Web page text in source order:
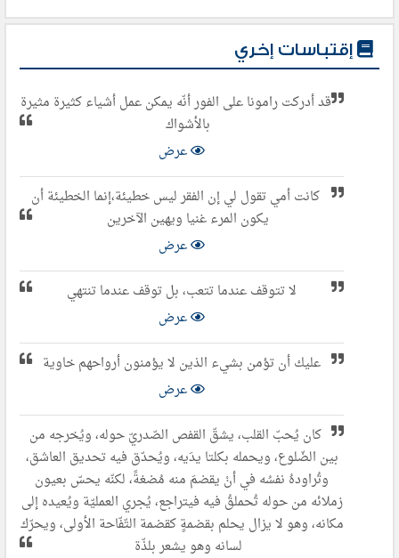
إقتباسات إخري
قد أدركت رامونا على الفور أنّه يمكن عمل أشياء كثيرة مثيرة
بالأشواك
عرض
كانت أمي تقول لي إن الفقر ليس خطيئة،إنما الخطيئة أن
يكون المرء غنيا ويهين الآخرين
عرض
لا تتوقف عندما تتعب، بل توقف عندما تنتهي
عرض
عليك أن تؤمن بشيء الذين لا يؤمنون أرواحهم خاوية
عرض
كان يُحبّ القلب، يشقّ القفص الصّدريّ حوله، ويُخرجه من
بين الضّلوع، ويحمله بكلتا يدَيه، ويُحدّق فيه تحديق العاشق،
وتُراودهُ نفسُه في أنْ يقضمَ منه مُضغةً، لكنّه يحسّ بعيون
زملائه من حوله تُحملقُ فيه فيتراجع، يُجري العمليّة ويُعيده إلى
مكانه، وهو لا يزال يحلم بقضمةٍ كقضمة التّفّاحة الأولى، ويحرّك
لسانه وهو يشعر بلذّة